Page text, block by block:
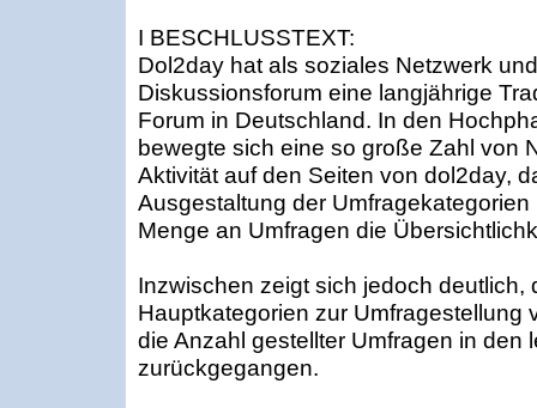
I BESCHLUSSTEXT:
Dol2day hat als soziales Netzwerk
Diskussionsforum eine langjährige
Forum in Deutschland. In den
bewegte sich eine so große Zahl von
Aktivität auf den Seiten von dol2day,
Ausgestaltung der
Menge an Umfragen die
Inzwischen zeigt sich jedoch deutlich,
Hauptkategorien zur Umfragestellung
die Anzahl gestellter Umfragen in den
zurückgegangen.